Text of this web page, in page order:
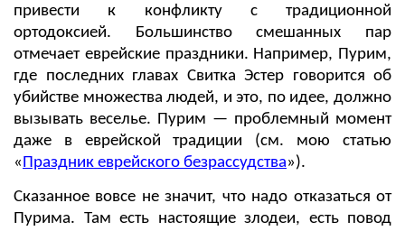
привести к конфликту с традиционной
ортодоксией. Большинство смешанных пар
отмечает еврейские праздники. Например, Пурим,
где последних главах Свитка Эстер говорится об
убийстве множества людей, и это, по идее, должно
вызывать веселье. Пурим — проблемный момент
даже в еврейской традиции (см. мою статью
«Праздник еврейского безрассудства»).
Сказанное вовсе не значит, что надо отказаться от
Пурима. Там есть настоящие злодеи, есть повод